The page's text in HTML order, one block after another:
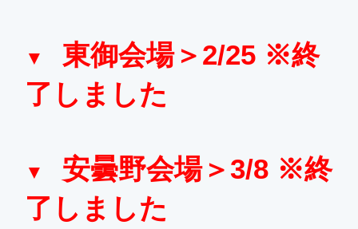
東御会場＞2/25 ※終
了しました
安曇野会場＞3/8 ※終
了しました